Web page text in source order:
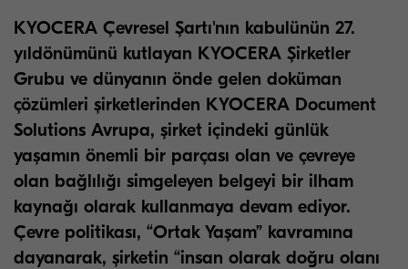
KYOCERA Çevresel Şartı'nın kabulünün 27.
yıldönümünü kutlayan KYOCERA Şirketler
Grubu ve dünyanın önde gelen doküman
çözümleri şirketlerinden KYOCERA Document
Solutions Avrupa, şirket içindeki günlük
yaşamın önemli bir parçası olan ve çevreye
olan bağlılığı simgeleyen belgeyi bir ilham
kaynağı olarak kullanmaya devam ediyor.
Çevre politikası, “Ortak Yaşam” kavramına
dayanarak, şirketin “insan olarak doğru olanı